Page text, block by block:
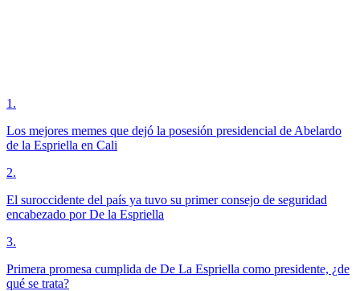
1 .
Los mejores memes que dejó la posesión presidencial de Abelardo
de la Espriella en Cali
2.
El suroccidente del país ya tuvo su primer consejo de seguridad
encabezado por De la Espriella
3.
Primera promesa cumplida de De La Espriella como presidente, ¿de
qué se trata?